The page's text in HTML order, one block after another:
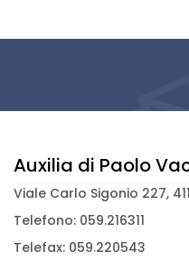
Auxilia di Paolo
Viale Carlo Sigonio 227,
Telefono: 059.216311
Telefax: 059.220543